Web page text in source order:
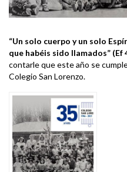
“Un solo cuerpo y un solo
que habéis sido llamados” (Ef
contarle que este año se
Colegio San Lorenzo.